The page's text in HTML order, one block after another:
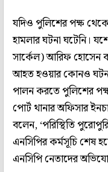
যদিও পুলিশের পক্ষ
হামলার ঘটনা ঘটেনি।
সার্কেল) আরিফ হোসেন
আহত হওয়ার কোনও ঘটনা
পালন করতে পুলিশের
পোর্ট থানার অফিসার
বলেন, ‘পরিস্থিতি
এনসিপির কর্মসূচি শেষ
এনসিপি নেতাদের